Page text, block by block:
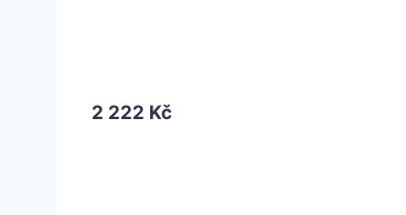
2 222 Kč